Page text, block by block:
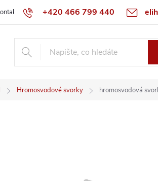
+420 466 799 440
Obchodní podmínky Reklamační řád
Hromosvodové svorky hromosvodová